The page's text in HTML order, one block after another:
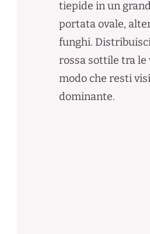
tiepide in un
portata ovale,
funghi.
rossa sottile tra le
modo che resti
dominante.